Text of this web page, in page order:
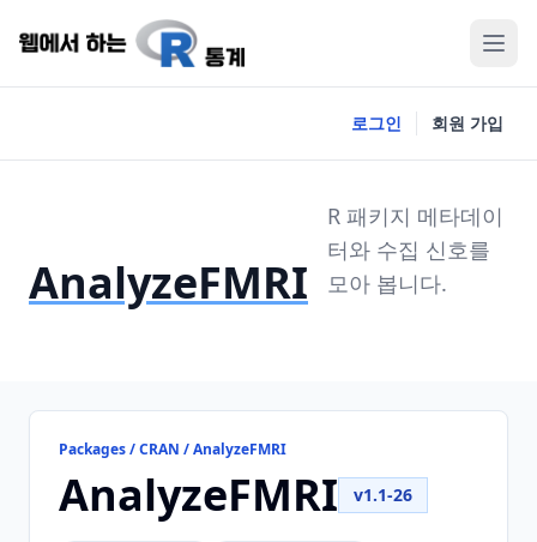
로그인 회원 가입
AnalyzeFMRI
R 패키지 메타데이
터와 수집 신호를
모아 봅니다.
Packages / CRAN / AnalyzeFMRI
AnalyzeFMRI v1.1-26